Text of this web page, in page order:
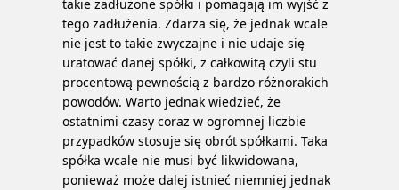
takie zadłużone spółki i pomagają im wyjść z
tego zadłużenia. Zdarza się, że jednak wcale
nie jest to takie zwyczajne i nie udaje się
uratować danej spółki, z całkowitą czyli stu
procentową pewnością z bardzo różnorakich
powodów. Warto jednak wiedzieć, że
ostatnimi czasy coraz w ogromnej liczbie
przypadków stosuje się obrót spółkami. Taka
spółka wcale nie musi być likwidowana,
ponieważ może dalej istnieć niemniej jednak